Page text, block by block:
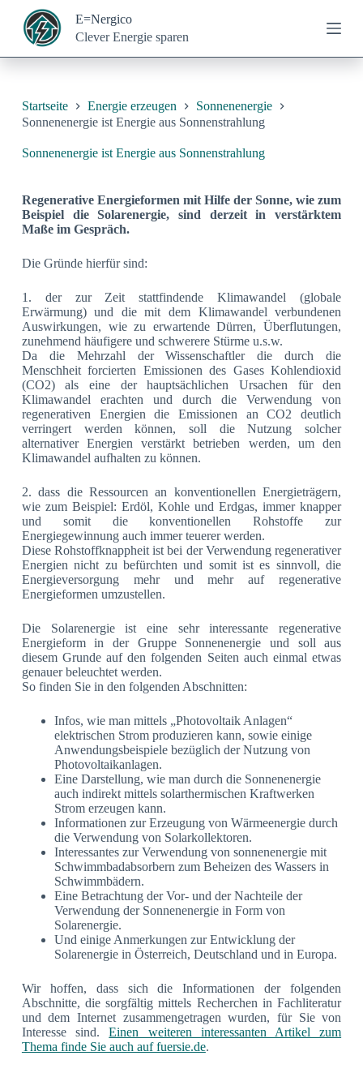
I
n
g
E=Nergico
Clever Energie sparen
Startseite Energie erzeugen
Sonnenenergie
Sonnenenergie ist Energie aus Sonnenstrahlung
Sonnenenergie ist Energie aus Sonnenstrahlung
Regenerative Energieformen mit Hilfe der Sonne, wie zum
Beispiel die Solarenergie, sind derzeit in verstärktem
Maße im Gespräch.
Die Gründe hierfür sind:
1. der zur Zeit stattfindende Klimawandel (globale
Erwärmung) und die mit dem Klimawandel verbundenen
Auswirkungen, wie zu erwartende Dürren, Überflutungen,
zunehmend häufigere und schwerere Stürme u.s.w.
Da die Mehrzahl der Wissenschaftler die durch die
Menschheit forcierten Emissionen des Gases Kohlendioxid
(CO2) als eine der hauptsächlichen Ursachen für den
Klimawandel erachten und durch die Verwendung von
regenerativen Energien die Emissionen an CO2 deutlich
verringert werden können, soll die Nutzung solcher
alternativer Energien verstärkt betrieben werden, um den
Klimawandel aufhalten zu können.
2. dass die Ressourcen an konventionellen Energieträgern,
wie zum Beispiel: Erdöl, Kohle und Erdgas, immer knapper
und somit die konventionellen Rohstoffe zur
Energiegewinnung auch immer teuerer werden.
Diese Rohstoffknappheit ist bei der Verwendung regenerativer
Energien nicht zu befürchten und somit ist es sinnvoll, die
Energieversorgung mehr und mehr auf regenerative
Energieformen umzustellen.
Die Solarenergie ist eine sehr interessante regenerative
Energieform in der Gruppe Sonnenenergie und soll aus
diesem Grunde auf den folgenden Seiten auch einmal etwas
genauer beleuchtet werden.
So finden Sie in den folgenden Abschnitten:
Infos, wie man mittels „Photovoltaik Anlagen“
elektrischen Strom produzieren kann, sowie einige
Anwendungsbeispiele bezüglich der Nutzung von
Photovoltaikanlagen.
Eine Darstellung, wie man durch die Sonnenenergie
auch indirekt mittels solarthermischen Kraftwerken
Strom erzeugen kann.
Informationen zur Erzeugung von Wärmeenergie durch
die Verwendung von Solarkollektoren.
Interessantes zur Verwendung von sonnenenergie mit
Schwimmbadabsorbern zum Beheizen des Wassers in
Schwimmbädern.
Eine Betrachtung der Vor- und der Nachteile der
Verwendung der Sonnenenergie in Form von
Solarenergie.
Und einige Anmerkungen zur Entwicklung der
Solarenergie in Österreich, Deutschland und in Europa.
Wir hoffen, dass sich die Informationen der folgenden
Abschnitte, die sorgfältig mittels Recherchen in Fachliteratur
und dem Internet zusammengetragen wurden, für Sie von
Interesse sind.Einen weiteren interessanten Artikel zum
Thema finde Sie auch auf fuersie.de.